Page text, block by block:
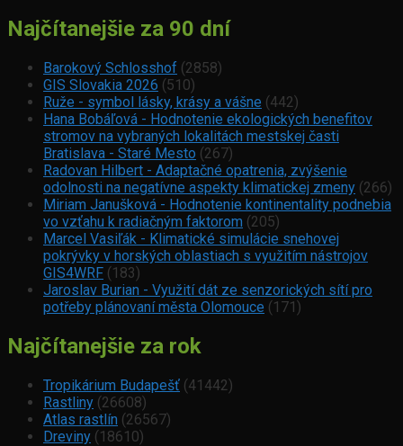
Najčítanejšie za 90 dní
Barokový Schlosshof (2858)
GIS Slovakia 2026 (510)
Ruže - symbol lásky, krásy a vášne (442)
Hana Bobáľová - Hodnotenie ekologických benefitov
stromov na vybraných lokalitách mestskej časti
Bratislava - Staré Mesto (267)
Radovan Hilbert - Adaptačné opatrenia, zvýšenie
odolnosti na negatívne aspekty klimatickej zmeny (266)
Miriam Janušková - Hodnotenie kontinentality podnebia
vo vzťahu k radiačným faktorom (205)
Marcel Vasiľák - Klimatické simulácie snehovej
pokrývky v horských oblastiach s využitím nástrojov
GIS4WRF (183)
Jaroslav Burian - Využití dát ze senzorických sítí pro
potřeby plánovaní města Olomouce (171)
Najčítanejšie za rok
Tropikárium Budapešť (41442)
Rastliny (26608)
Atlas rastlín (26567)
Dreviny (18610)